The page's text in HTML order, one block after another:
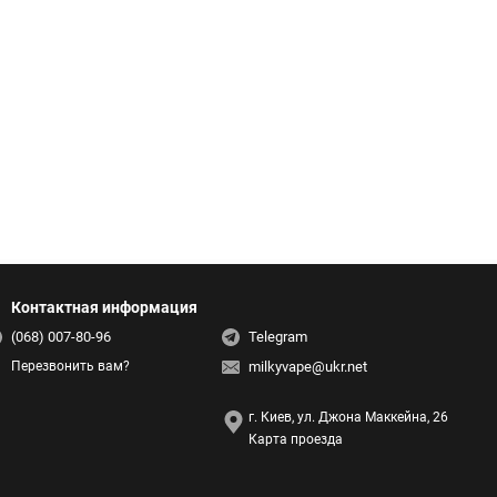
Контактная информация
(068) 007-80-96
Перезвонить вам?
Telegram
milkyvape@ukr.net
г. Киев, ул. Джона Маккейна, 26
Карта проезда